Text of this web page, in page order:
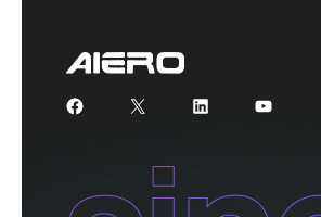
Facebook
X LinkedInYouTube